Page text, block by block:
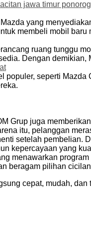
yang
membeli mobil
ruang tunggu
Dengan
populer, seperti
Grup juga
itu, pelanggan
setelah pembelian.
kepercayaan yang
menawarkan
beragam pilihan
cepat, mudah,